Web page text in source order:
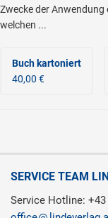
Zwecke der
welchen ...
Buch kartoniert
40,00 €
SERVICE TEAM
Service Hotline: +43